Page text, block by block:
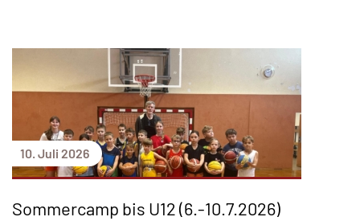
10. Juli 2026
Sommercamp bis U12 (6.-10.7.2026)